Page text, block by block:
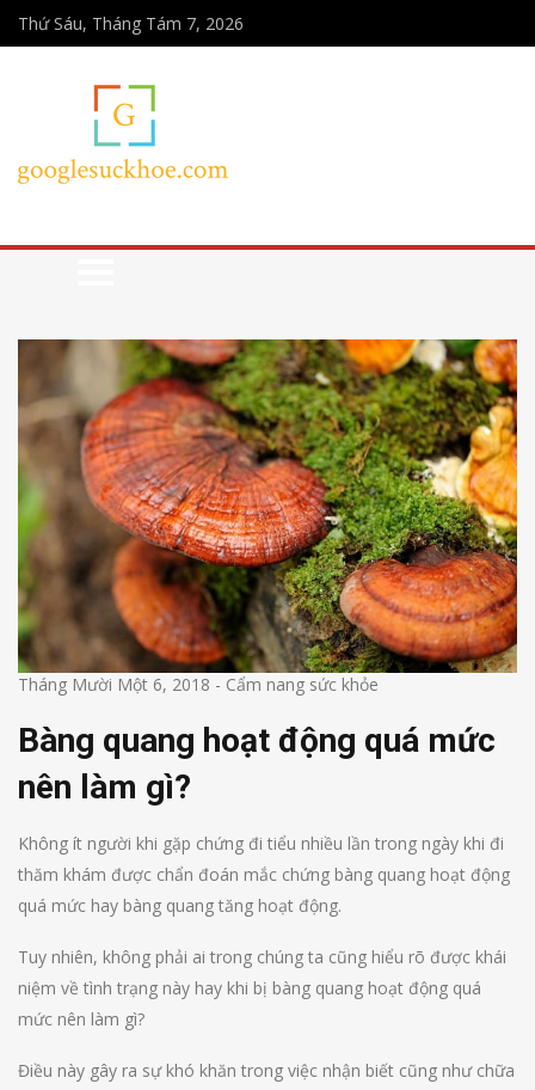
Thứ Sáu, Tháng Tám 7, 2026
Tháng Mười Một 6, 2018 - Cẩm nang sức khỏe
Bàng quang hoạt động quá mức
nên làm gì?
Không ít người khi gặp chứng đi tiểu nhiều lần trong ngày khi đi
thăm khám được chẩn đoán mắc chứng bàng quang hoạt động
quá mức hay bàng quang tăng hoạt động.
Tuy nhiên, không phải ai trong chúng ta cũng hiểu rõ được khái
niệm về tình trạng này hay khi bị bàng quang hoạt động quá
mức nên làm gì?
Điều này gây ra sự khó khăn trong việc nhận biết cũng như chữa